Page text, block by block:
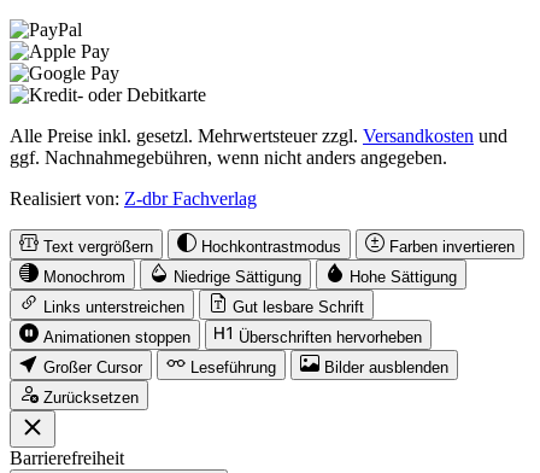
Alle Preise inkl. gesetzl. Mehrwertsteuer zzgl. Versandkosten und
ggf. Nachnahmegebühren, wenn nicht anders angegeben.
Realisiert von: Z-dbr Fachverlag
Text vergrößern Hochkontrastmodus
Farben invertieren
Monochrom
Niedrige Sättigung
Hohe Sättigung
Links unterstreichen
Gut lesbare Schrift
Animationen stoppen
Überschriften hervorheben
Großer Cursor
Leseführung
Bilder ausblenden
Zurücksetzen
Barrierefreiheit